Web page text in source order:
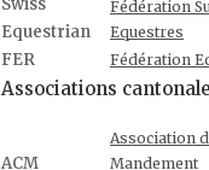
Swiss
Equestrian
Fédération
Equestres
FER Fédération
Associations
ACM
Association
Mandement